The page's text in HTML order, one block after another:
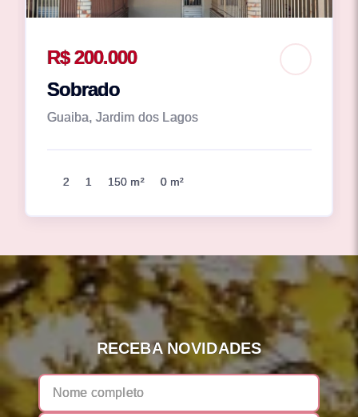
R$ 200.000
Sobrado
Guaiba, Jardim dos Lagos
2 1 150 m² 0 m²
RECEBA NOVIDADES